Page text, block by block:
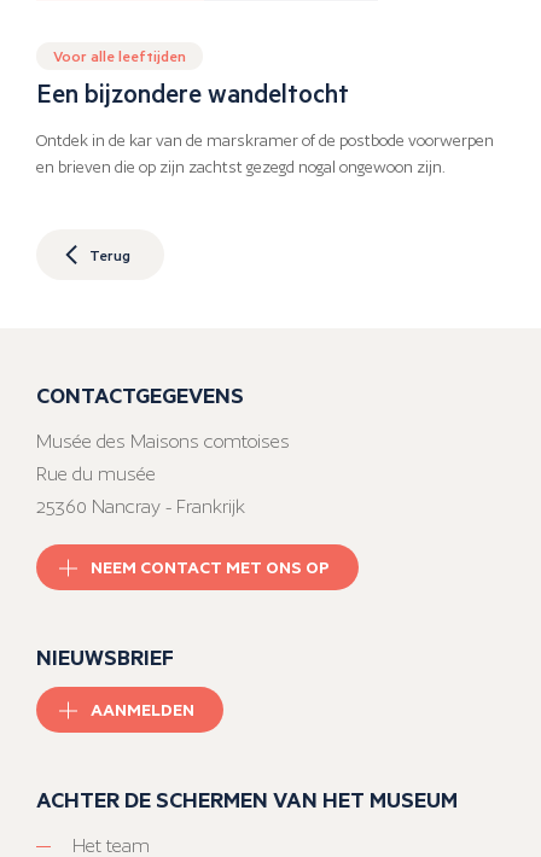
Voor alle leeftijden
Een bijzondere wandeltocht
Ontdek in de kar van de marskramer of de postbode voorwerpen
en brieven die op zijn zachtst gezegd nogal ongewoon zijn.
Terug
CONTACTGEGEVENS
Musée des Maisons comtoises
Rue du musée
25360 Nancray - Frankrijk
NEEM CONTACT MET ONS OP
NIEUWSBRIEF
AANMELDEN
ACHTER DE SCHERMEN VAN HET MUSEUM
Het team